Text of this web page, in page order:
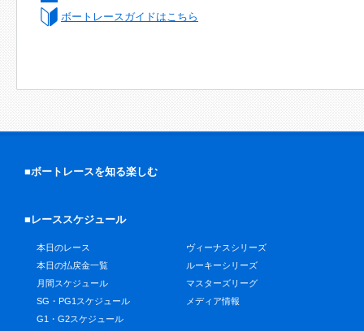
ボートレースガイドはこちら
■ボートレースを知る楽しむ
■レーススケジュール
本日のレース
本日の払戻金一覧
月間スケジュール
SG・PG1スケジュール
G1・G2スケジュール
ヴィーナスシリーズ
ルーキーシリーズ
マスターズリーグ
メディア情報